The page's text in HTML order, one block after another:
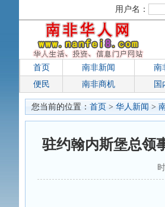
用户名：
首页 南非新闻 南
便民
南非商机 国
您当前的位置： 首页 > 华人新闻 >
驻约翰内斯堡总领